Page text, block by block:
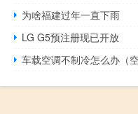
为啥福建过年一直下雨
LG G5预注册现已开放
车载空调不制冷怎么办（